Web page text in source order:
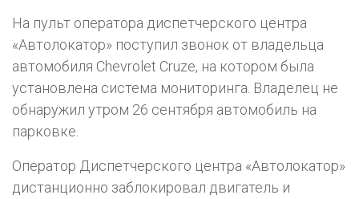
На пульт оператора диспетчерского центра
«Автолокатор» поступил звонок от владельца
автомобиля Chevrolet Cruze, на котором была
установлена система мониторинга. Владелец не
обнаружил утром 26 сентября автомобиль на
парковке.
Оператор Диспетчерского центра «Автолокатор»
дистанционно заблокировал двигатель и